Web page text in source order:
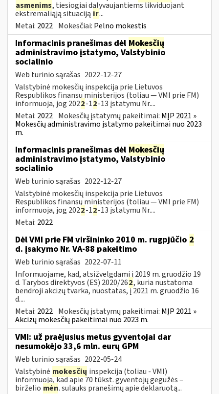
asmenims, tiesiogiai dalyvaujantiems likviduojant
ekstremaliąją situaciją ir...
Metai: 2022 Mokesčiai: Pelno mokestis
Informacinis pranešimas dėl Mokesčių
administravimo įstatymo, Valstybinio
socialinio
Web turinio sąrašas 2022-12-27
Valstybinė mokesčių inspekcija prie Lietuvos
Respublikos finansų ministerijos (toliau — VMI prie FM)
informuoja, jog 2022-12-13 įstatymu Nr....
Metai: 2022 Mokesčių įstatymų pakeitimai: MĮP 2021 »
Mokesčių administravimo įstatymo pakeitimai nuo 2023
m.
Informacinis pranešimas dėl Mokesčių
administravimo įstatymo, Valstybinio
socialinio
Web turinio sąrašas 2022-12-27
Valstybinė mokesčių inspekcija prie Lietuvos
Respublikos finansų ministerijos (toliau — VMI prie FM)
informuoja, jog 2022-12-13 įstatymu Nr....
Metai: 2022
Dėl VMI prie FM viršininko 2010 m. rugpjūčio 2
d. įsakymo Nr. VA-88 pakeitimo
Web turinio sąrašas 2022-07-11
Informuojame, kad, atsižvelgdami į 2019 m. gruodžio 19
d. Tarybos direktyvos (ES) 2020/262, kuria nustatoma
bendroji akcizų tvarka, nuostatas, į 2021 m. gruodžio 16
d....
Metai: 2022 Mokesčių įstatymų pakeitimai: MĮP 2021 »
Akcizų mokesčių pakeitimai nuo 2023 m.
VMI: už praėjusius metus gyventojai dar
nesumokėjo 33,6 mln. eurų GPM
Web turinio sąrašas 2022-05-24
Valstybinė mokesčių inspekcija (toliau - VMI)
informuoja, kad apie 70 tūkst. gyventojų gegužės –
birželio mėn. sulauks pranešimų apie deklaruotą...